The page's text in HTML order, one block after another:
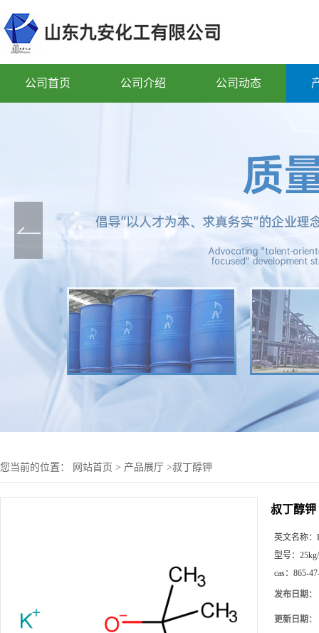
公司首页 公司介绍 公司动态
您当前的位置： 网站首页 > 产品展厅 >叔丁醇钾
叔丁醇钾
英文名称：
型号：
cas： 865-
发布日期：
更新日期：